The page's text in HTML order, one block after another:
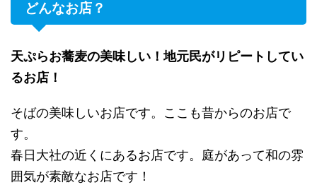
どんなお店？
天ぷらお蕎麦の美味しい！地元民がリピートしてい
るお店！
そばの美味しいお店です。ここも昔からのお店で
す。
春日大社の近くにあるお店です。庭があって和の雰
囲気が素敵なお店です！